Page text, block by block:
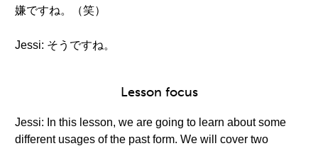
嫌ですね。（笑）
Jessi: そうですね。
Lesson focus
Jessi: In this lesson, we are going to learn about some
different usages of the past form. We will cover two